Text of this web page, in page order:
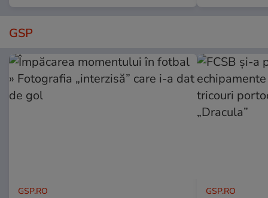
GSP
GSP.RO GSP.RO